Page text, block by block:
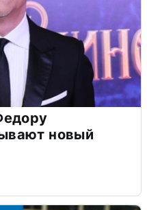
новый